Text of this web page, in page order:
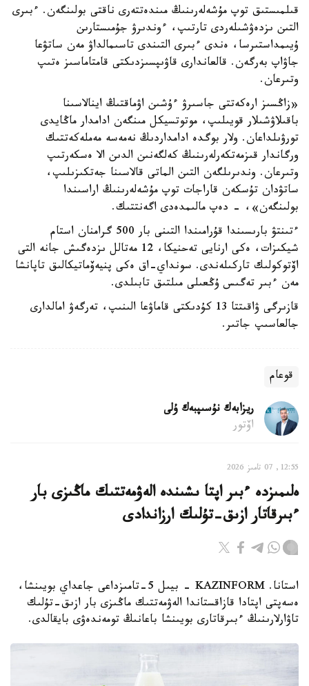
قىلمىستىق توپ مۇشەلەرىنىڭ مىندەتتەرى ناقتى بولىنگەن. ءبىرى
التىن ىزدەۋشىلەردى تارتىپ، ءوندىرۋ جۇمىستارىن
ۇيىمداستىرسا، ەندى ءبىرى التىندى تاسىمالداۋ مەن ساتۋعا
جاۋاپ بەرگەن. قالعاندارى قاۋىپسىزدىكتى قامتاماسىز ەتىپ
وتىرعان.
«زاڭسىز ارەكەتتى جاسىرۋ ءۇشىن اۋماقتىڭ اينالاسىنا
باقىلاۋشىلار قويىلىپ، موتوتسيكل مىنگەن ادامدار ماڭايدى
تورۋىلداعان. ولار بوگدە ادامداردىڭ نەمەسە مەملەكەتتىك
ورگاندار قىزمەتكەرلەرىنىڭ كەلگەنىن الدىن الا ەسكەرتىپ
وتىرعان. وندىرىلگەن التىن الماتى قالاسىنا جەتكىزىلىپ،
ساتۋدان تۇسكەن قاراجات توپ مۇشەلەرىنىڭ اراسىندا
بولىنگەن»، - دەپ مالىمدەدى اگەنتتىك.
ءتىنتۋ بارىسىندا قۇرامىندا التىنى بار 500 گرامنان استام
شيكىزات، ەكى ارنايى تەحنيكا، 12 مەتالل ىزدەگىش جانە التى
اۆتوكولىك تاركىلەندى. سونداي-اق ەكى پنيەۆماتيكالىق تاپانشا
مەن ءبىر تەگىس ۇڭعىلى مىلتىق تابىلدى.
قازىرگى ۋاقىتتا 13 كۇدىكتى قاماۋعا الىنىپ، تەرگەۋ امالدارى
جالعاسىپ جاتىر.
قوعام
ريزابەك نۇسىپبەك ۇلى
اۆتور
12:55, 07 تامىز 2026
ەلىمىزدە ءبىر اپتا ىشىندە الەۋمەتتىك ماڭىزى بار
ءبىرقاتار ازىق-تۇلىك ارزاندادى
استانا. KAZINFORM - بيىل 5-تامىزداعى جاعداي بويىنشا،
ەسەپتى اپتادا قازاقستاندا الەۋمەتتىك ماڭىزى بار ازىق-تۇلىك
تاۋارلارىنىڭ ءبىرقاتارى بويىنشا باعانىڭ تومەندەۋى بايقالدى.